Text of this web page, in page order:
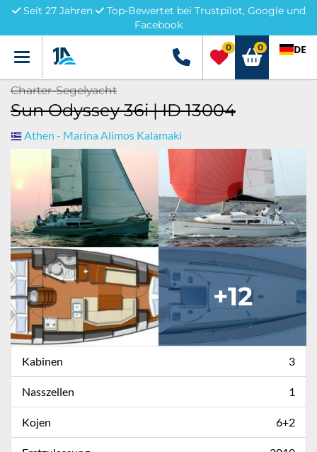
Seit 27 Jahren
Top-Bewertet bei Trustpilot, Google und
Facebook
Menü +49 5741 3222690
0 0 DE
Charter-Segelyacht
Sun Odyssey 36i | ID 13004
Athen - Marina Alimos Kalamaki
+12
Kabinen 3
Nasszellen 1
Kojen 6+2